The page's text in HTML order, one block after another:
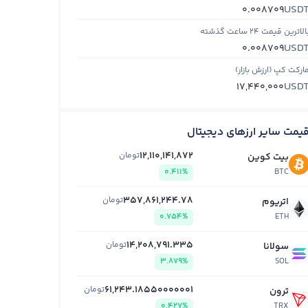
0.008709
قیمت ۲۴ ساعت گذشته
0.008709
مارکت کپ (ارزش بازار)
17,440,000
قیمت سایر ارزهای دیجیتال
بیت کوین
BTC
12,110,141,872تومان
0.411%
اتریوم
ETH
357,861,244.78تومان
0.754%
سولانا
SOL
14,208,791.335تومان
3.879%
ترون 61,243.18550000001تومان